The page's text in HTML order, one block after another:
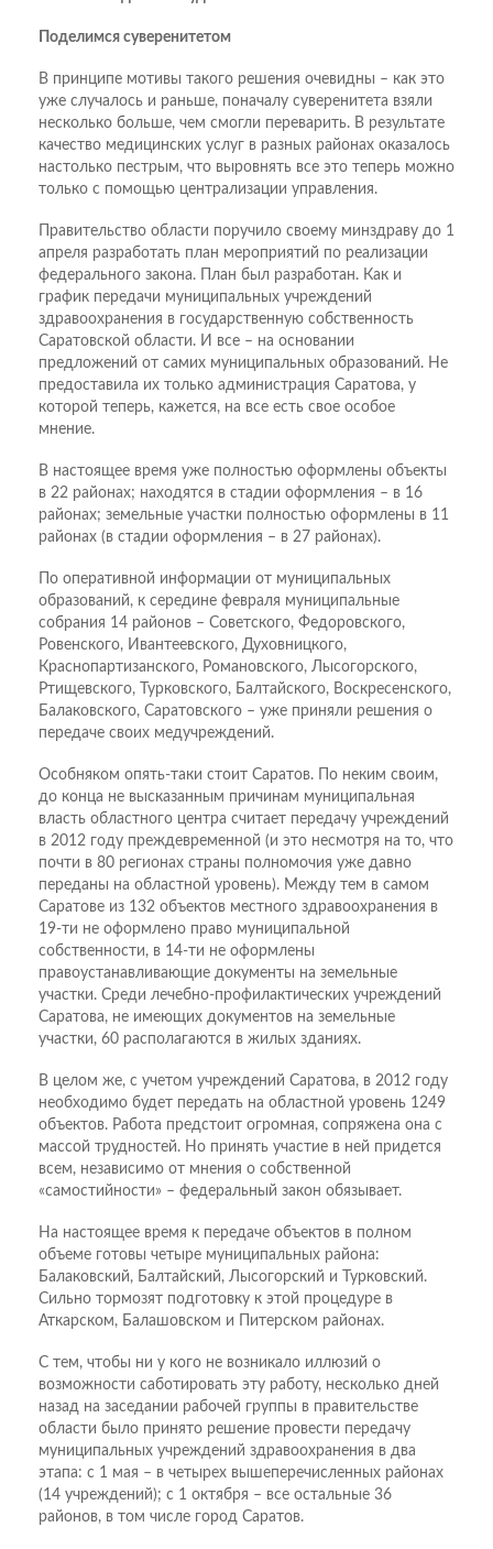
Поделимся суверенитетом
В принципе мотивы такого решения очевидны – как это
уже случалось и раньше, поначалу суверенитета взяли
несколько больше, чем смогли переварить. В результате
качество медицинских услуг в разных районах оказалось
настолько пестрым, что выровнять все это теперь можно
только с помощью централизации управления.
Правительство области поручило своему минздраву до 1
апреля разработать план мероприятий по реализации
федерального закона. План был разработан. Как и
график передачи муниципальных учреждений
здравоохранения в государственную собственность
Саратовской области. И все – на основании
предложений от самих муниципальных образований. Не
предоставила их только администрация Саратова, у
которой теперь, кажется, на все есть свое особое
мнение.
В настоящее время уже полностью оформлены объекты
в 22 районах; находятся в стадии оформления – в 16
районах; земельные участки полностью оформлены в 11
районах (в стадии оформления – в 27 районах).
По оперативной информации от муниципальных
образований, к середине февраля муниципальные
собрания 14 районов – Советского, Федоровского,
Ровенского, Ивантеевского, Духовницкого,
Краснопартизанского, Романовского, Лысогорского,
Ртищевского, Турковского, Балтайского, Воскресенского,
Балаковского, Саратовского – уже приняли решения о
передаче своих медучреждений.
Особняком опять-таки стоит Саратов. По неким своим,
до конца не высказанным причинам муниципальная
власть областного центра считает передачу учреждений
в 2012 году преждевременной (и это несмотря на то, что
почти в 80 регионах страны полномочия уже давно
переданы на областной уровень). Между тем в самом
Саратове из 132 объектов местного здравоохранения в
19-ти не оформлено право муниципальной
собственности, в 14-ти не оформлены
правоустанавливающие документы на земельные
участки. Среди лечебно-профилактических учреждений
Саратова, не имеющих документов на земельные
участки, 60 располагаются в жилых зданиях.
В целом же, с учетом учреждений Саратова, в 2012 году
необходимо будет передать на областной уровень 1249
объектов. Работа предстоит огромная, сопряжена она с
массой трудностей. Но принять участие в ней придется
всем, независимо от мнения о собственной
«самостийности» – федеральный закон обязывает.
На настоящее время к передаче объектов в полном
объеме готовы четыре муниципальных района:
Балаковский, Балтайский, Лысогорский и Турковский.
Сильно тормозят подготовку к этой процедуре в
Аткарском, Балашовском и Питерском районах.
С тем, чтобы ни у кого не возникало иллюзий о
возможности саботировать эту работу, несколько дней
назад на заседании рабочей группы в правительстве
области было принято решение провести передачу
муниципальных учреждений здравоохранения в два
этапа: с 1 мая – в четырех вышеперечисленных районах
(14 учреждений); с 1 октября – все остальные 36
районов, в том числе город Саратов.